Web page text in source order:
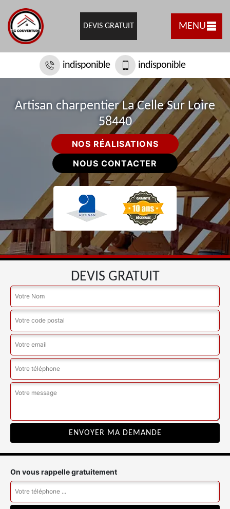
DEVIS GRATUIT MENU
indisponible indisponible
Artisan charpentier La Celle Sur Loire
58440
NOS RÉALISATIONS
NOUS CONTACTER
DEVIS GRATUIT
On vous rappelle gratuitement